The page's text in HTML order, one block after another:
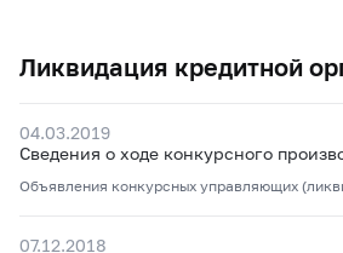
Ликвидация кредитной
04.03.2019
Сведения о ходе конкурсного
Объявления конкурсных управляющих
07.12.2018